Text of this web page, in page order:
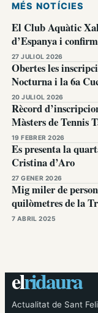
MÉS NOTÍCIES
El Club Aquàtic
d’Espanya i
27 JULIOL 2026
Obertes les
Nocturna i la 6a
20 JULIOL 2026
Rècord
Màsters de Tennis
19 FEBRER 2026
Es presenta la
Cristina d’Aro
27 GENER 2026
Mig miler de
quilòmetres de la
7 ABRIL 2025
elridaura
Actualitat de Sant